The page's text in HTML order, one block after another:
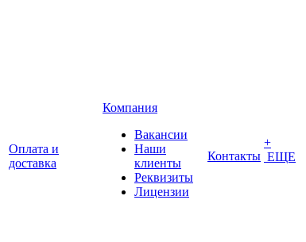
Оплата и
доставка
Компания
Вакансии
Наши
клиенты
Реквизиты
Лицензии
Контакты
+
ЕЩЕ